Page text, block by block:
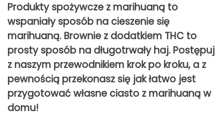
Produkty spożywcze z marihuaną to
wspaniały sposób na cieszenie się
marihuaną. Brownie z dodatkiem THC to
prosty sposób na długotrwały haj. Postępuj
z naszym przewodnikiem krok po kroku, a z
pewnością przekonasz się jak łatwo jest
przygotować własne ciasto z marihuaną w
domu!